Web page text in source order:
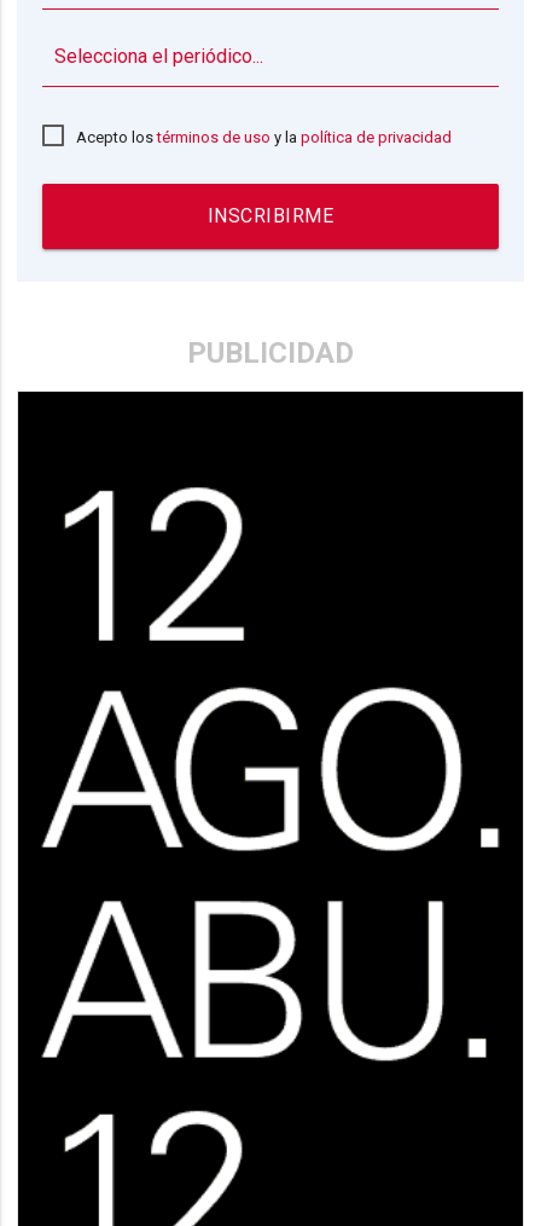
Acepto lostérminos de uso y lapolítica de privacidad
INSCRIBIRME
PUBLICIDAD